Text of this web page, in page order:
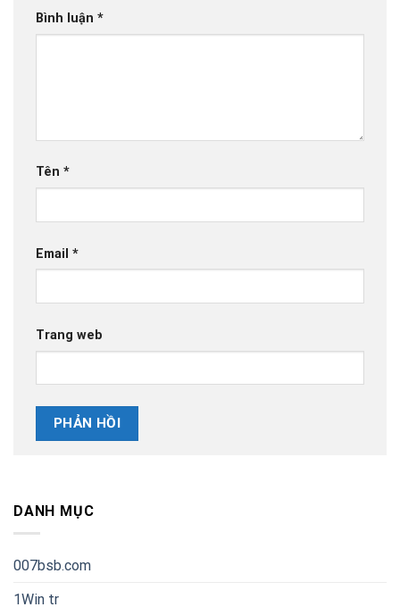
Bình luận *
Tên *
Email *
Trang web
DANH MỤC
007bsb.com
1Win tr